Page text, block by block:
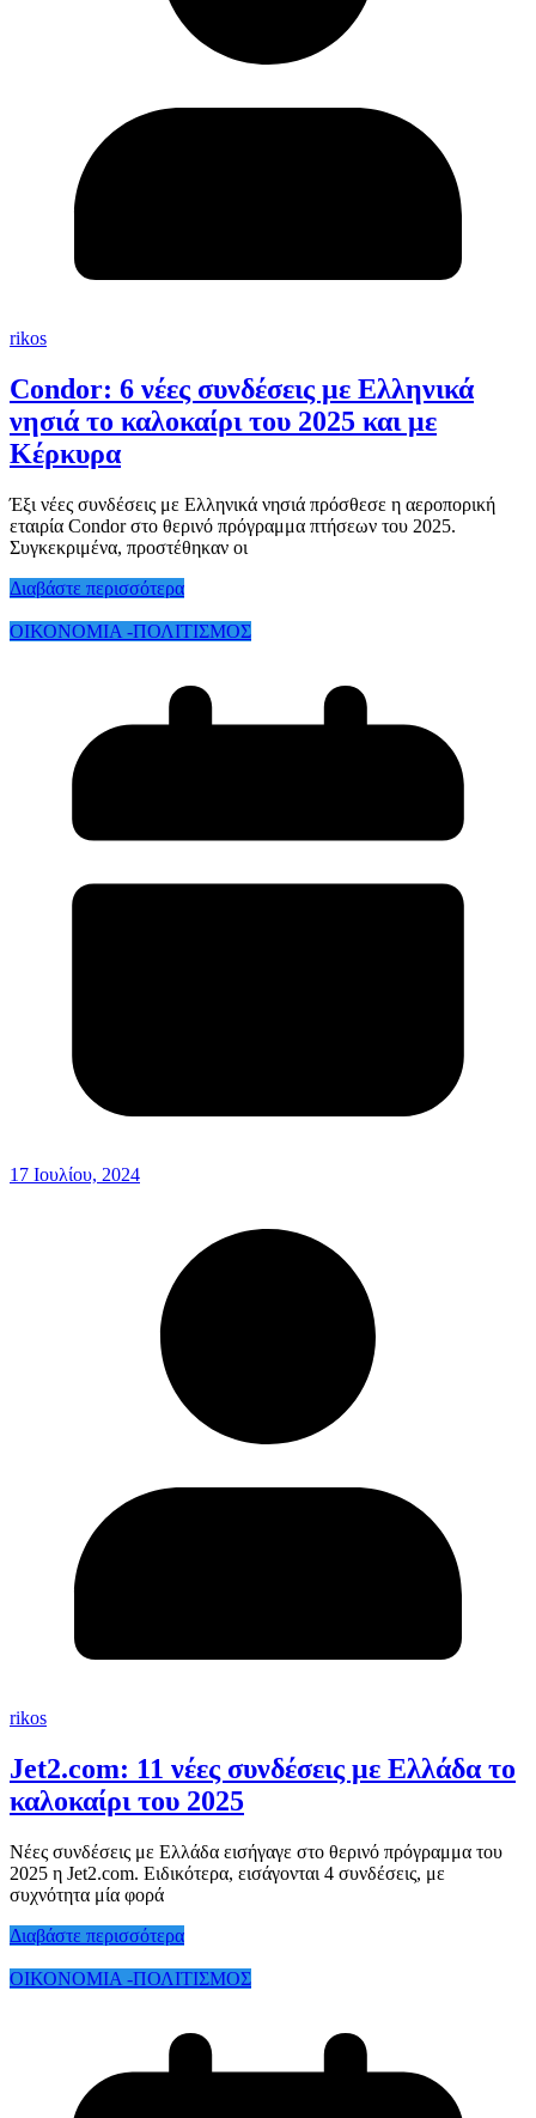
rikos
Condor: 6 νέες συνδέσεις με Ελληνικά
νησιά το καλοκαίρι του 2025 και με
Κέρκυρα
Έξι νέες συνδέσεις με Ελληνικά νησιά πρόσθεσε η αεροπορική
εταιρία Condor στο θερινό πρόγραμμα πτήσεων του 2025.
Συγκεκριμένα, προστέθηκαν οι
Διαβάστε περισσότερα
ΟΙΚΟΝΟΜΙΑ -ΠΟΛΙΤΙΣΜΟΣ
17 Ιουλίου, 2024
rikos
Jet2.com: 11 νέες συνδέσεις με Ελλάδα το
καλοκαίρι του 2025
Nέες συνδέσεις με Ελλάδα εισήγαγε στο θερινό πρόγραμμα του
2025 η Jet2.com. Ειδικότερα, εισάγονται 4 συνδέσεις, με
συχνότητα μία φορά
Διαβάστε περισσότερα
ΟΙΚΟΝΟΜΙΑ -ΠΟΛΙΤΙΣΜΟΣ